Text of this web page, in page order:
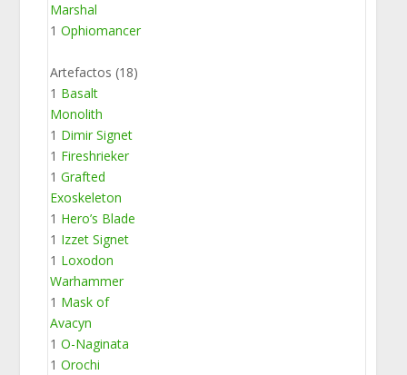
Marshal
1Ophiomancer
Artefactos (18)
1 Basalt
Monolith
1 Dimir Signet
1 Fireshrieker
1Grafted
Exoskeleton
1 Hero’s Blade
1 Izzet Signet
1 Loxodon
Warhammer
1 Mask of
Avacyn
1O-Naginata
1Orochi